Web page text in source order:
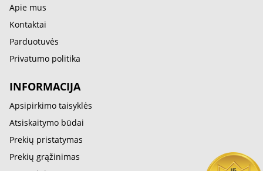
Apie mus
Kontaktai
Parduotuvės
Privatumo politika
INFORMACIJA
Apsipirkimo taisyklės
Atsiskaitymo būdai
Prekių pristatymas
Prekių grąžinimas